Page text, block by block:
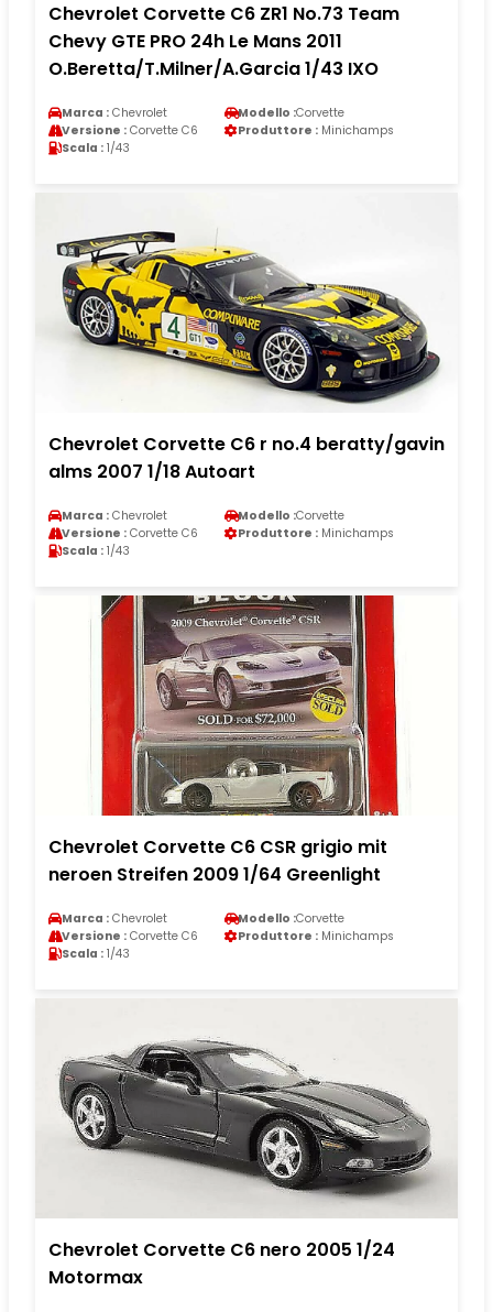
Chevrolet Corvette C6 ZR1 No.73 Team
Chevy GTE PRO 24h Le Mans 2011
O.Beretta/T.Milner/A.Garcia 1/43 IXO
Marca : Chevrolet Modello :Corvette
Versione : Corvette C6 Produttore : Minichamps
Scala : 1/43
Chevrolet Corvette C6 r no.4 beratty/gavin
alms 2007 1/18 Autoart
Marca : Chevrolet Modello :Corvette
Versione : Corvette C6 Produttore : Minichamps
Scala : 1/43
Chevrolet Corvette C6 CSR grigio mit
neroen Streifen 2009 1/64 Greenlight
Marca : Chevrolet Modello :Corvette
Versione : Corvette C6 Produttore : Minichamps
Scala : 1/43
Chevrolet Corvette C6 nero 2005 1/24
Motormax